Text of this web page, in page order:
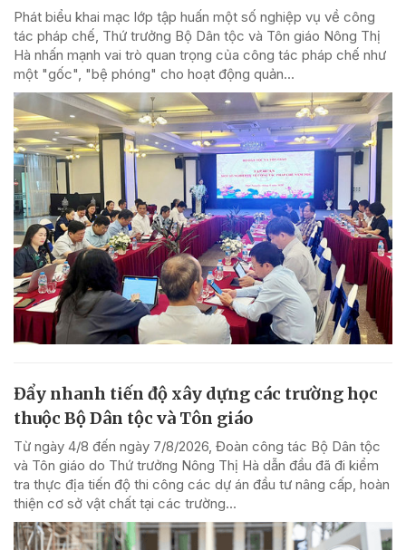
Phát biểu khai mạc lớp tập huấn một số nghiệp vụ về công
tác pháp chế, Thứ trưởng Bộ Dân tộc và Tôn giáo Nông Thị
Hà nhấn mạnh vai trò quan trọng của công tác pháp chế như
một "gốc", "bệ phóng" cho hoạt động quản...
Đẩy nhanh tiến độ xây dựng các trường học
thuộc Bộ Dân tộc và Tôn giáo
Từ ngày 4/8 đến ngày 7/8/2026, Đoàn công tác Bộ Dân tộc
và Tôn giáo do Thứ trưởng Nông Thị Hà dẫn đầu đã đi kiểm
tra thực địa tiến độ thi công các dự án đầu tư nâng cấp, hoàn
thiện cơ sở vật chất tại các trường...